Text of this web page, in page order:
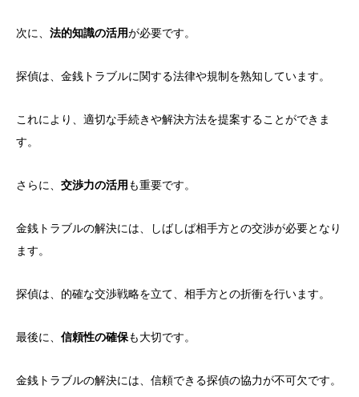
次に、 法的知識の活用が必要です。
探偵は、金銭トラブルに関する法律や規制を熟知しています。
これにより、適切な手続きや解決方法を提案することができま
す。
さらに、 交渉力の活用も重要です。
金銭トラブルの解決には、しばしば相手方との交渉が必要となり
ます。
探偵は、的確な交渉戦略を立て、相手方との折衝を行います。
最後に、 信頼性の確保も大切です。
金銭トラブルの解決には、信頼できる探偵の協力が不可欠です。